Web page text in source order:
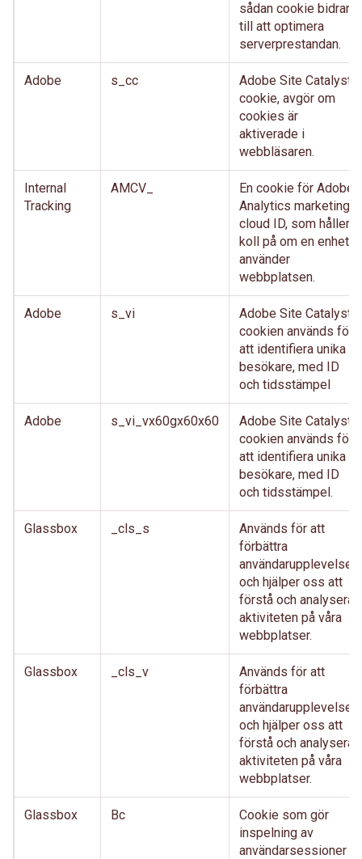
sådan cookie bidrar
till att optimera
serverprestandan.
Adobe s_cc
Adobe Site Catalyst
cookie, avgör om
cookies är
aktiverade i
webbläsaren.
Internal
Tracking
AMCV_
En cookie för Adobe
Analytics marketing
cloud ID, som håller
koll på om en enhet
använder
webbplatsen.
Adobe s_vi
Adobe Site Catalyst-
cookien används för
att identifiera unika
besökare, med ID
och tidsstämpel
Adobe s_vi_vx60gx60x60
Adobe Site Catalyst-
cookien används för
att identifiera unika
besökare, med ID
och tidsstämpel.
Glassbox _cls_s
Används för att
förbättra
användarupplevelsen
och hjälper oss att
förstå och analysera
aktiviteten på våra
webbplatser.
Glassbox _cls_v
Används för att
förbättra
användarupplevelsen
och hjälper oss att
förstå och analysera
aktiviteten på våra
webbplatser.
Glassbox Bc
Cookie som gör
inspelning av
användarsessioner